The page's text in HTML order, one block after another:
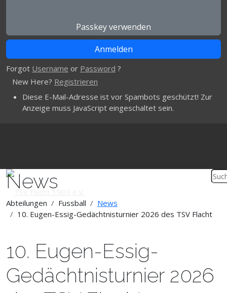
Passkey verwenden
Forgot Username or Password ?
New Here? Registrieren
Diese E-Mail-Adresse ist vor Spambots geschützt! Zur
Anzeige muss JavaScript eingeschaltet sein.
News
Abteilungen Fussball
News
10. Eugen-Essig-Gedächtnisturnier 2026 des TSV Flacht
10. Eugen-Essig-
Gedächtnisturnier 2026